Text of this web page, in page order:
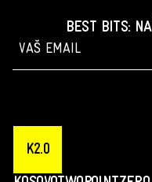
BEST BITS:
K2.0